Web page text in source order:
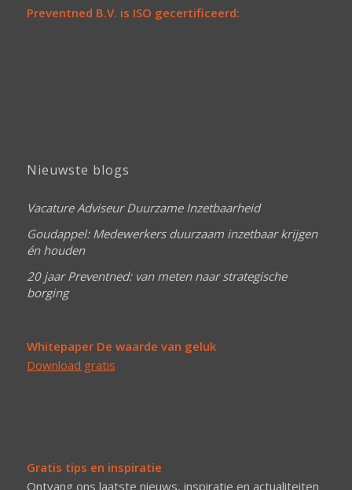
Preventned B.V. is ISO gecertificeerd:
Nieuwste blogs
Vacature Adviseur Duurzame Inzetbaarheid
Goudappel: Medewerkers duurzaam inzetbaar krijgen
én houden
20 jaar Preventned: van meten naar strategische
borging
Whitepaper De waarde van geluk
Download gratis
Gratis tips en inspiratie
Ontvang ons laatste nieuws, inspiratie en actualiteiten